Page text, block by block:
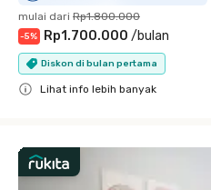
mulai dari Rp1.800.000
-5% Rp1.700.000 /bulan
Diskon di bulan pertama
Lihat info lebih banyak